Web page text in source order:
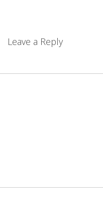
Leave a Reply